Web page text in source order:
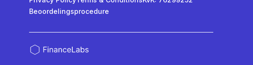
Beoordelingsprocedure